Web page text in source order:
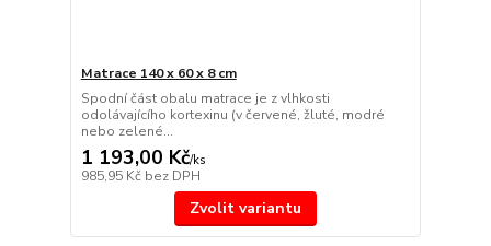
Matrace 140 x 60 x 8 cm
Spodní část obalu matrace je z vlhkosti
odolávajícího kortexinu (v červené, žluté, modré
nebo zelené...
1 193,00 Kč/ks
985,95 Kč bez DPH
Zvolit variantu